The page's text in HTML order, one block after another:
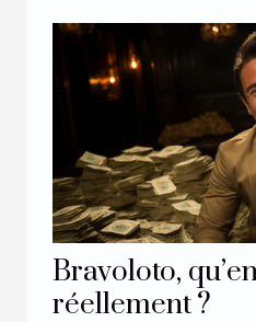
Bravoloto,
réellement ?